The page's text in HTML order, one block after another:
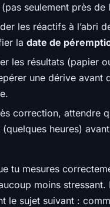
seulement près de
les réactifs à l’abri
la date de
les résultats (papier
une dérive avant
correction, attendre
heures)
tu mesures
moins stressant.
le sujet suivant :